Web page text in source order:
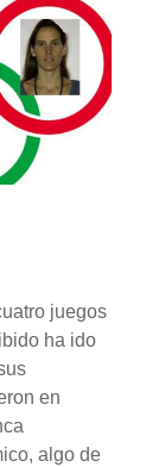
juegos
ha ido
en
algo de